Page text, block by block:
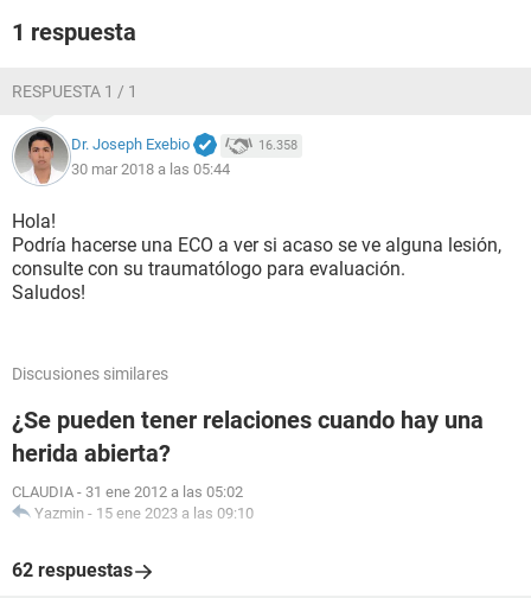
1 respuesta
RESPUESTA 1 / 1
Dr. Joseph Exebio 16.358
30 mar 2018 a las 05:44
Hola!
Podría hacerse una ECO a ver si acaso se ve alguna lesión,
consulte con su traumatólogo para evaluación.
Saludos!
Discusiones similares
¿Se pueden tener relaciones cuando hay una
herida abierta?
CLAUDIA - 31 ene 2012 a las 05:02
Yazmin - 15 ene 2023 a las 09:10
62 respuestas